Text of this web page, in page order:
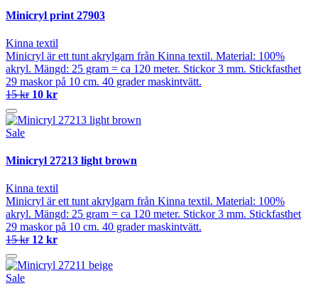
Minicryl print 27903
Kinna textil
Minicryl är ett tunt akrylgarn från Kinna textil. Material: 100%
akryl. Mängd: 25 gram = ca 120 meter. Stickor 3 mm. Stickfasthet
29 maskor på 10 cm. 40 grader maskintvätt.
15 kr 10 kr
Sale
Minicryl 27213 light brown
Kinna textil
Minicryl är ett tunt akrylgarn från Kinna textil. Material: 100%
akryl. Mängd: 25 gram = ca 120 meter. Stickor 3 mm. Stickfasthet
29 maskor på 10 cm. 40 grader maskintvätt.
15 kr 12 kr
Sale